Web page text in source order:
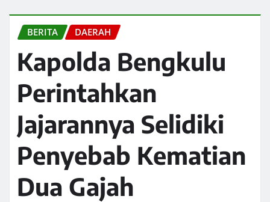
BERITA DAERAH
Kapolda Bengkulu
Perintahkan
Jajarannya Selidiki
Penyebab Kematian
Dua Gajah